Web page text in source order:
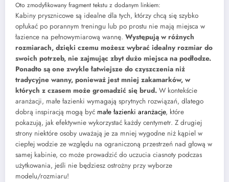
Oto zmodyfikowany fragment tekstu z dodanym linkiem:
Kabiny prysznicowe są idealne dla tych, którzy chcą się szybko
opłukać po porannym treningu lub po prostu nie mają miejsca w
łazience na pełnowymiarową wannę. Występują w różnych
rozmiarach, dzięki czemu możesz wybrać idealny rozmiar do
swoich potrzeb, nie zajmując zbyt dużo miejsca na podłodze.
Ponadto są one zwykle łatwiejsze do czyszczenia niż
tradycyjne wanny, ponieważ jest mniej zakamarków, w
których z czasem może gromadzić się brud. W kontekście
aranżacji, małe łazienki wymagają sprytnych rozwiązań, dlatego
dobrą inspiracją mogą być małe łazienki aranżacje, które
pokazują, jak efektywnie wykorzystać każdy centymetr. Z drugiej
strony niektóre osoby uważają je za mniej wygodne niż kąpiel w
ciepłej wodzie ze względu na ograniczoną przestrzeń nad głową w
samej kabinie, co może prowadzić do uczucia ciasnoty podczas
użytkowania, jeśli nie będziesz ostrożny przy wyborze
modelu/rozmiaru!